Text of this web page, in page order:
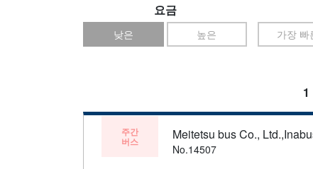
요금
낮은 높은 가장 빠
1
주간
버스 Meitetsu bus Co.,
No.14507